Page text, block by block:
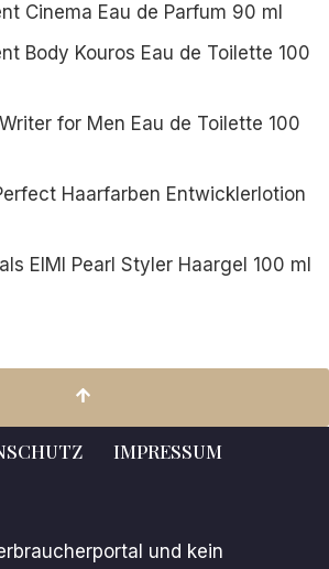
Cinema Eau de Parfum 90 ml
Body Kouros Eau de Toilette 100
for Men Eau de Toilette 100
Haarfarben Entwicklerlotion
EIMI Pearl Styler Haargel 100 ml
IMPRESSUM
und kein